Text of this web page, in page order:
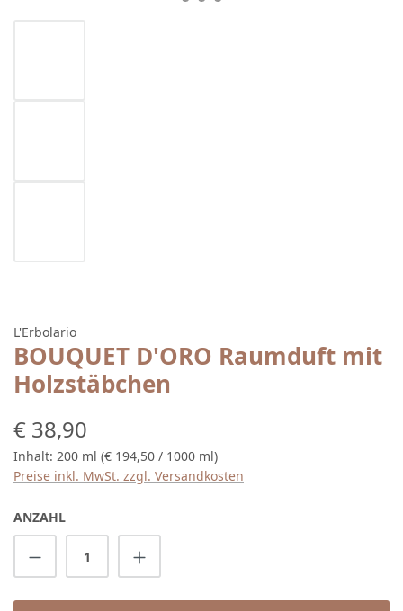
L'Erbolario
BOUQUET D'ORO Raumduft mit
Holzstäbchen
Regulärer Preis:
€ 38,90
Inhalt: 200 ml (€ 194,50 / 1000 ml)
Preise inkl. MwSt. zzgl. Versandkosten
ANZAHL
Produkt Anzahl: Gib den gewünschten